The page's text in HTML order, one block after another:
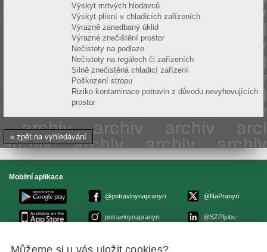
Výskyt mrtvých hlodavců
Výskyt plísní v chladicích zařízeních
Výrazně zanedbaný úklid
Výrazné znečištění prostor
Nečistoty na podlaze
Nečistoty na regálech či zařízeních
Silně znečistěná chladicí zařízení
Poškození stropu
Riziko kontaminace potravin z důvodu nevyhovujících
prostor
« zpět na vyhledávání
Mobilní aplikace
@potravinynapranyri
potravinynapranyri
@NaPranyri
@SZPIjobs
Můžeme si u vás uložit cookies?